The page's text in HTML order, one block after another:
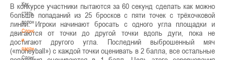
Как
стать
волонтером
Спонсоры
и
партнеры
Спонсоры
В конкурсе участники пытаются за 60 секунд сделать как можно
больше попаданий из 25 бросков с пяти точек с трёхочковой
линии. Игроки начинают бросать с одного угла площадки и
двигаются от точки до другой точки вдоль дуги, пока не
достигают другого угла. Последний выброшенный мяч
(«moneyball») с каждой точки оценивать в 2 балла, все остальные